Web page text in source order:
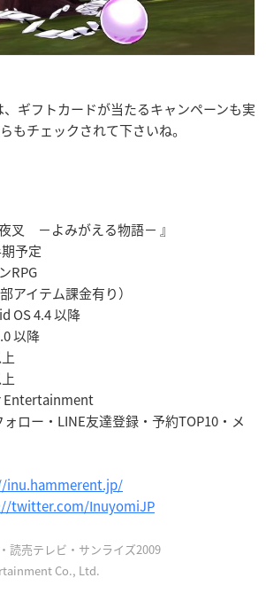
ギフトカードが当たるキャンペーンも実
もチェックされて下さいね。
叉 －よみがえる物語－ 』
予定
RPG
アイテム課金有り）
OS 4.4 以降
以降
Entertainment
ロー・LINE友達登録・予約TOP10・メ
inu.hammerent.jp/
twitter.com/InuyomiJP
読売テレビ・サンライズ2009
Co., Ltd.